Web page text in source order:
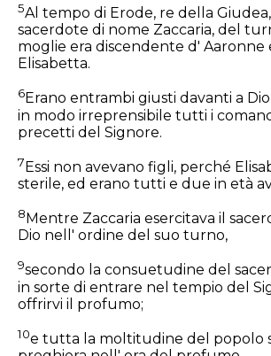
5Al tempo di Erode, re della
sacerdote di nome Zaccaria, del
moglie era discendente d' Aaronne
Elisabetta.
6Erano entrambi giusti davanti a
in modo irreprensibile tutti i
precetti del Signore.
7Essi non avevano figli, perché
sterile, ed erano tutti e due in età
8 Mentre Zaccaria esercitava il
Dio nell' ordine del suo turno,
9secondo la consuetudine del
in sorte di entrare nel tempio del
offrirvi il profumo;
10e tutta la moltitudine del popolo